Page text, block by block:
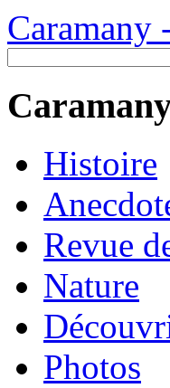
Caramany
Histoire
Revue
Nature
Photos